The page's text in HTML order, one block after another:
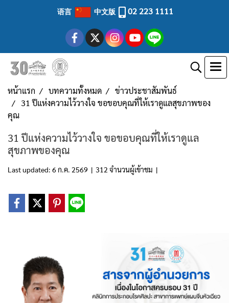
语言 中文版 02 223 1111
หน้าแรก บทความทั้งหมด
ข่าวประชาสัมพันธ์
31 ปีแห่งความไว้วางใจ ขอขอบคุณที่ให้เราดูแลสุขภาพของ
คุณ
31 ปีแห่งความไว้วางใจ ขอขอบคุณที่ให้เราดูแล
สุขภาพของคุณ
Last updated: 6 ก.ค. 2569 | 312 จำนวนผู้เข้าชม |